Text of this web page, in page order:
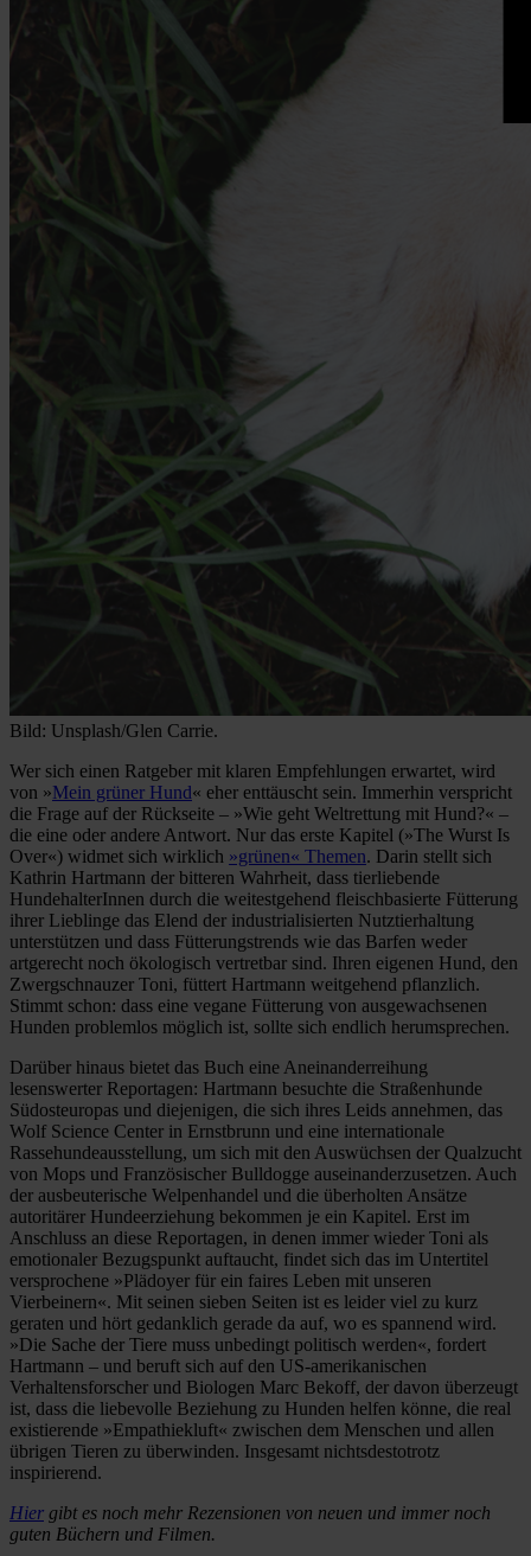
Bild: Unsplash/Glen Carrie.
Wer sich einen Ratgeber mit klaren Empfehlungen erwartet, wird
von »Mein grüner Hund« eher enttäuscht sein. Immerhin verspricht
die Frage auf der Rückseite – »Wie geht Weltrettung mit Hund?« –
die eine oder andere Antwort. Nur das erste Kapitel (»The Wurst Is
Over«) widmet sich wirklich »grünen« Themen. Darin stellt sich
Kathrin Hartmann der bitteren Wahrheit, dass tierliebende
HundehalterInnen durch die weitestgehend fleischbasierte Fütterung
ihrer Lieblinge das Elend der industrialisierten Nutztierhaltung
unterstützen und dass Fütterungstrends wie das Barfen weder
artgerecht noch ökologisch vertretbar sind. Ihren eigenen Hund, den
Zwergschnauzer Toni, füttert Hartmann weitgehend pflanzlich.
Stimmt schon: dass eine vegane Fütterung von ausgewachsenen
Hunden problemlos möglich ist, sollte sich endlich herumsprechen.
Darüber hinaus bietet das Buch eine Aneinanderreihung
lesenswerter Reportagen: Hartmann besuchte die Straßenhunde
Südosteuropas und diejenigen, die sich ihres Leids annehmen, das
Wolf Science Center in Ernstbrunn und eine internationale
Rassehundeausstellung, um sich mit den Auswüchsen der Qualzucht
von Mops und Französischer Bulldogge auseinanderzusetzen. Auch
der ausbeuterische Welpenhandel und die überholten Ansätze
autoritärer Hundeerziehung bekommen je ein Kapitel. Erst im
Anschluss an diese Reportagen, in denen immer wieder Toni als
emotionaler Bezugspunkt auftaucht, findet sich das im Untertitel
versprochene »Plädoyer für ein faires Leben mit unseren
Vierbeinern«. Mit seinen sieben Seiten ist es leider viel zu kurz
geraten und hört gedanklich gerade da auf, wo es spannend wird.
»Die Sache der Tiere muss unbedingt politisch werden«, fordert
Hartmann – und beruft sich auf den US-amerikanischen
Verhaltensforscher und Biologen Marc Bekoff, der davon überzeugt
ist, dass die liebevolle Beziehung zu Hunden helfen könne, die real
existierende »Empathiekluft« zwischen dem Menschen und allen
übrigen Tieren zu überwinden. Insgesamt nichtsdestotrotz
inspirierend.
Hier gibt es noch mehr Rezensionen von neuen und immer noch
guten Büchern und Filmen.